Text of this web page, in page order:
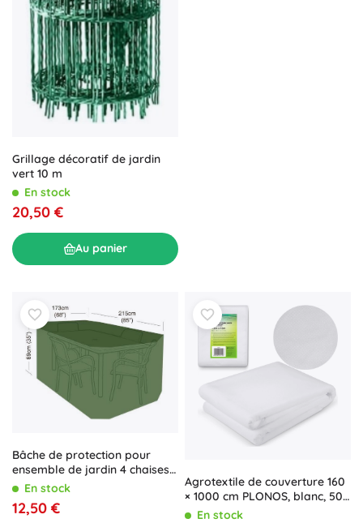
Grillage décoratif de jardin
vert 10 m
En stock
20,50 €
Au panier
Bâche de protection pour
ensemble de jardin 4 chaises
et table rectangulaire 215 ×
En stock
12,50 €
Agrotextile de couverture 160
× 1000 cm PLONOS, blanc, 50
g/m²En stock